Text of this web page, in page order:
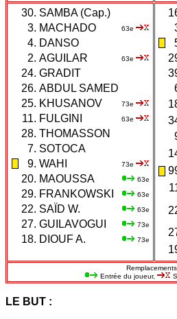
30. SAMBA (Cap.)
3. MACHADO 63e
4. DANSO
2. AGUILAR 63e
24. GRADIT
26. ABDUL SAMED
25. KHUSANOV 73e
11. FULGINI 63e
28. THOMASSON
7. SOTOCA
9. WAHI 73e
20. MAOUSSA 63e
29. FRANKOWSKI 63e
22. SAÏD W. 63e
27. GUILAVOGUI 73e
18. DIOUF A. 73e
Entrée du joueur,
LE BUT :